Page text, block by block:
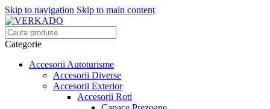
Skip to navigation Skip to main content
Categorie
Accesorii Autoturisme
Accesorii Diverse
Accesorii Exterior
Accesorii Roti